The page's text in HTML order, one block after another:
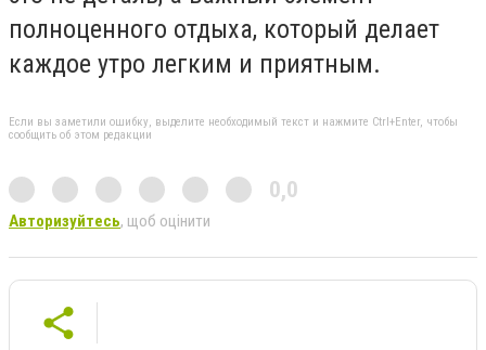
полноценного отдыха, который делает
каждое утро легким и приятным.
Если вы заметили ошибку, выделите необходимый текст и нажмите Ctrl+Enter, чтобы
сообщить об этом редакции
0,0
Авторизуйтесь, щоб оцінити